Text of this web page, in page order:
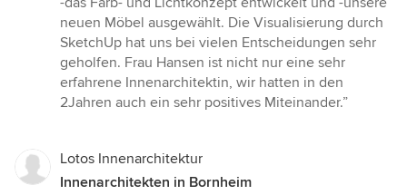
neuen Möbel ausgewählt. Die Visualisierung durch
SketchUp hat uns bei vielen Entscheidungen sehr
geholfen. Frau Hansen ist nicht nur eine sehr
erfahrene Innenarchitektin, wir hatten in den
2Jahren auch ein sehr positives Miteinander.”
Lotos Innenarchitektur
Innenarchitekten in Bornheim